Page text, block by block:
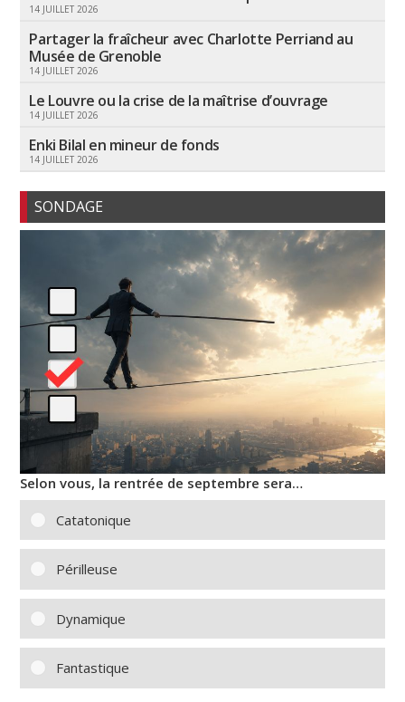
14 JUILLET 2026
Partager la fraîcheur avec Charlotte Perriand au
Musée de Grenoble
14 JUILLET 2026
Le Louvre ou la crise de la maîtrise d’ouvrage
14 JUILLET 2026
Enki Bilal en mineur de fonds
14 JUILLET 2026
SONDAGE
Selon vous, la rentrée de septembre sera…
Catatonique
Périlleuse
Dynamique
Fantastique